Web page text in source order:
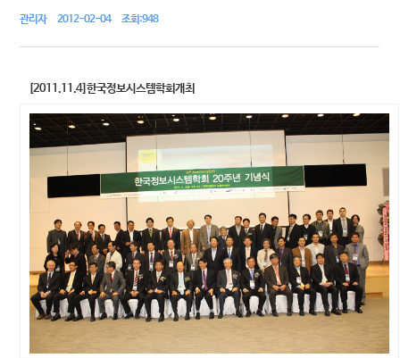
관리자 2012-02-04 조회:948
[2011.11.4]한국정보시스템학회개최